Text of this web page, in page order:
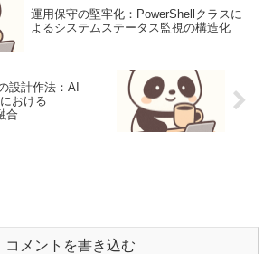
運用保守の堅牢化：PowerShellクラスに
よるシステムステータス監視の構造化
設計作法：AI
おける
合
コメントを書き込む